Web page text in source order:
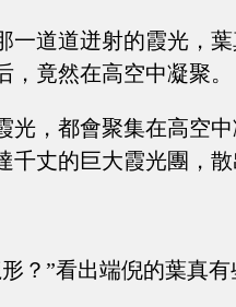
一道道迸射的霞光，
，竟然在高空中凝聚。
光，都會聚集在高空
千丈的巨大霞光團，
？”看出端倪的葉真